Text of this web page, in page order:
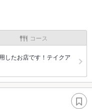
コース
したお店です！テイクア